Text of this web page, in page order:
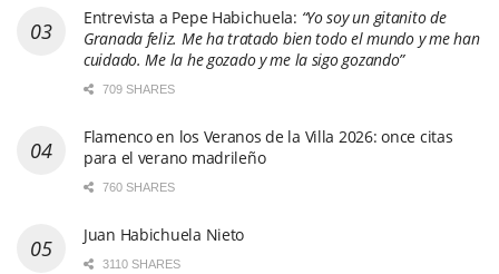
Entrevista a Pepe Habichuela: “Yo soy un gitanito de
Granada feliz. Me ha tratado bien todo el mundo y me han
cuidado. Me la he gozado y me la sigo gozando”
709 SHARES
Flamenco en los Veranos de la Villa 2026: once citas
para el verano madrileño
760 SHARES
Juan Habichuela Nieto
3110 SHARES